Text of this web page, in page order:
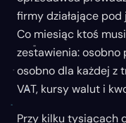
firmy działające
Co miesiąc ktoś
zestawienia: osobno
osobno dla każdej z
VAT, kursy walut i
Przy kilku tysiącach